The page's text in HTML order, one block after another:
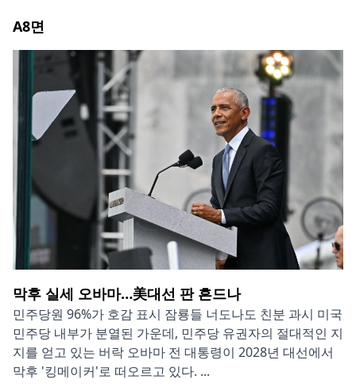
A8면
막후 실세 오바마…美대선 판 흔드나
민주당원 96%가 호감 표시 잠룡들 너도나도 친분 과시 미국
민주당 내부가 분열된 가운데, 민주당 유권자의 절대적인 지
지를 얻고 있는 버락 오바마 전 대통령이 2028년 대선에서
막후 '킹메이커'로 떠오르고 있다. ...